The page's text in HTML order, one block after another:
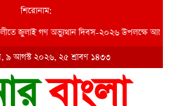
শিরোনাম:
জুলাই গণ অভ্যুথান দিবস-২০২৬ উপলক্ষে
৯ আগস্ট ২০২৬, ২৫ শ্রাবণ ১৪৩৩